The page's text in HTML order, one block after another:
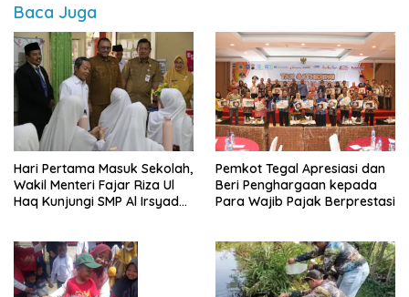
Baca Juga
Hari Pertama Masuk Sekolah,
Wakil Menteri Fajar Riza Ul
Haq Kunjungi SMP Al Irsyad
Pemkot Tegal Apresiasi dan
Beri Penghargaan kepada
Para Wajib Pajak Berprestasi